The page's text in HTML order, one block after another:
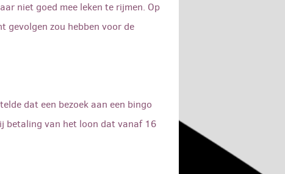
niet goed mee leken te rijmen. Op
gevolgen zou hebben voor de
dat een bezoek aan een bingo
betaling van het loon dat vanaf 16